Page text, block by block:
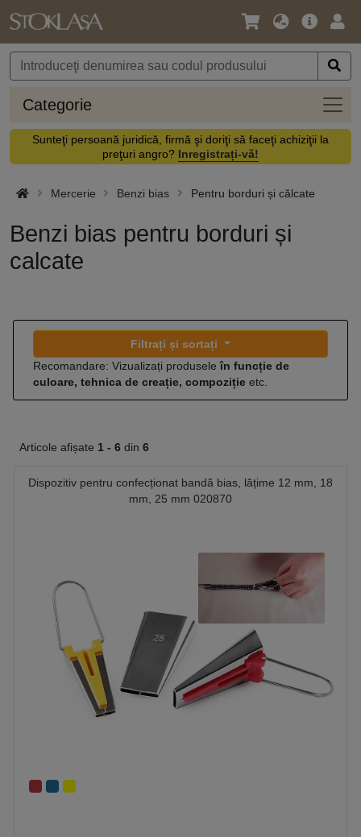
Limbă
Monedă
Meniul
Categorie
Sunteţi persoană juridică, firmă şi doriţi să faceţi achiziţii la
preţuri angro? Inregistrați-vă!
Mercerie Benzi bias Pentru borduri și călcate
Benzi bias pentru borduri și
calcate
Filtrați și sortați
Recomandare: Vizualizați produseleîn funcție de
culoare, tehnica de creație, compoziție etc.
Articole afișate 1 - 6 din 6
Dispozitiv pentru confecționat bandă bias, lățime 12 mm, 18
mm, 25 mm 020870